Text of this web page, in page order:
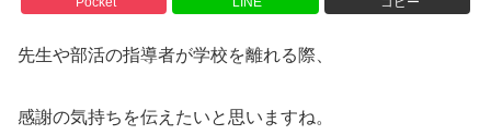
先生や部活の指導者が学校を離れる際、
感謝の気持ちを伝えたいと思いますね。